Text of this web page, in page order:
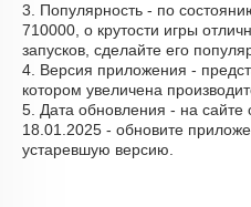
3. Популярность - по
710000, о крутости игры
запусков, сделайте его
4. Версия приложения -
котором увеличена
5. Дата обновления - на сайте
18.01.2025 - обновите
устаревшую версию.